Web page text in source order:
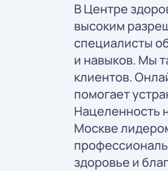
В Центре
высоким
специалисты
и навыков. Мы
клиентов.
помогает
Нацеленность
Москве
здоровье и